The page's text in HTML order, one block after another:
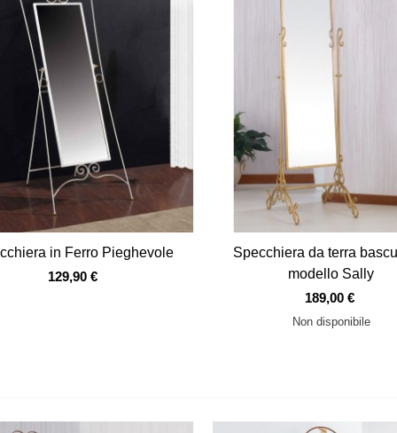
Vista velocein Ferro Pieghevole
129,90 €
Vista veloce
Specchiera da terra
modello Sally
189,00 €
Non disponibile